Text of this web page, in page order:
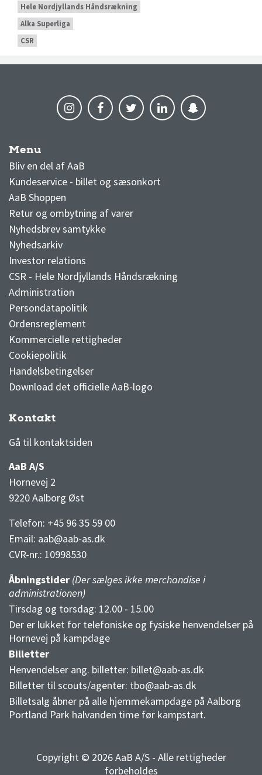
Hele Nordjyllands Håndsrækning
Alka Superliga
CSR
Menu
Bliv en del af AaB
Kundeservice - billet og sæsonkort
AaB Shoppen
Retur og ombytning af varer
Nyhedsbrev samtykke
Nyhedsarkiv
Investor relations
CSR - Hele Nordjyllands Håndsrækning
Administration
Persondatapolitik
Ordensreglement
Kommercielle rettigheder
Cookiepolitik
Handelsbetingelser
Download det officielle AaB-logo
Kontakt
Gå til kontaktsiden
AaB A/S
Hornevej 2
9220 Aalborg Øst
Telefon: +45 96 35 59 00
Email: aab@aab-as.dk
CVR-nr.: 10998530
Åbningstider (Der sælges ikke merchandise i
administrationen)
Tirsdag og torsdag: 12.00 - 15.00
Der er lukket for telefoniske og fysiske henvendelser på
Hornevej på kampdage
Billetter
Henvendelser ang. billetter: billet@aab-as.dk
Billetter til scouts/agenter: tbo@aab-as.dk
Billetsalg åbner på alle hjemmekampdage på Aalborg
Portland Park halvanden time før kampstart.
Copyright © 2026 AaB A/S - Alle rettigheder
forbeholdes